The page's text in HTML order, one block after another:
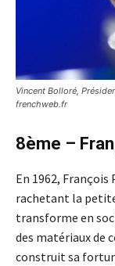
Vincent Bolloré,
frenchweb.fr
8ème –
En 1962, François
rachetant la
transforme en
des matériaux de
construit sa